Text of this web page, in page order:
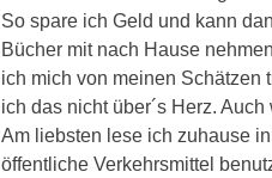
So spare ich Geld und kann
Bücher mit nach Hause
ich mich von meinen Schätzen
ich das nicht über´s Herz.
Am liebsten lese ich zuhause
öffentliche Verkehrsmittel